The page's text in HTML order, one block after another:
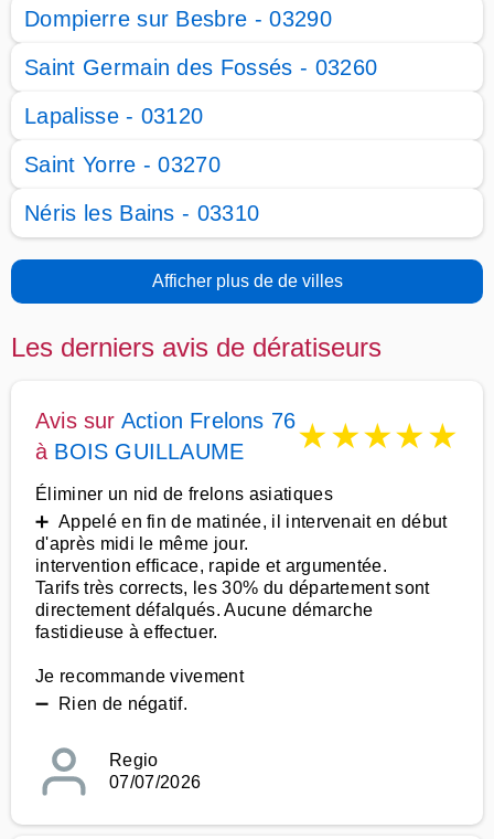
Dompierre sur Besbre - 03290
Saint Germain des Fossés - 03260
Lapalisse - 03120
Saint Yorre - 03270
Néris les Bains - 03310
Afficher plus de de villes
Les derniers avis de dératiseurs
Avis sur Action Frelons 76
à BOIS GUILLAUME ★★★★★
Éliminer un nid de frelons asiatiques
➕ Appelé en fin de matinée, il intervenait en début
d'après midi le même jour.
intervention efficace, rapide et argumentée.
Tarifs très corrects, les 30% du département sont
directement défalqués. Aucune démarche
fastidieuse à effectuer.
Je recommande vivement
➖ Rien de négatif.
Regio
07/07/2026